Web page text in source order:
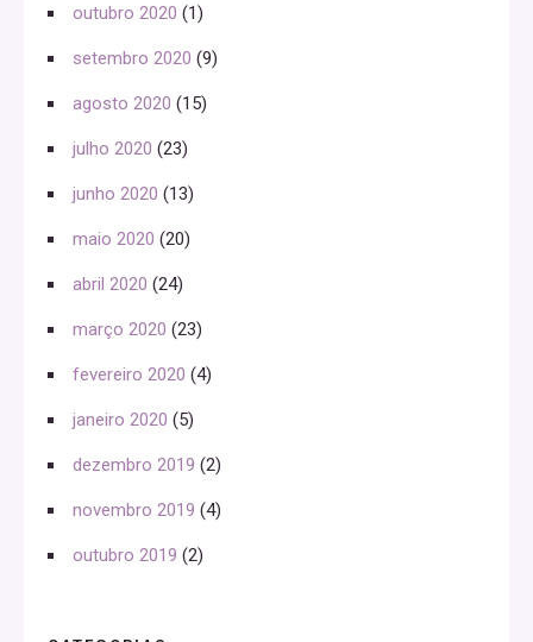
outubro 2020 (1)
setembro 2020 (9)
agosto 2020 (15)
julho 2020 (23)
junho 2020 (13)
maio 2020 (20)
abril 2020 (24)
março 2020 (23)
fevereiro 2020 (4)
janeiro 2020 (5)
dezembro 2019 (2)
novembro 2019 (4)
outubro 2019 (2)